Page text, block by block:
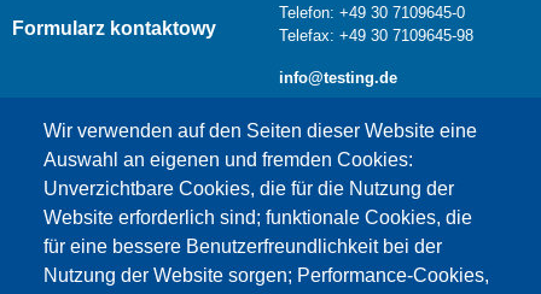
Wir verwenden auf den Seiten dieser Website eine
Auswahl an eigenen und fremden Cookies:
Unverzichtbare Cookies, die für die Nutzung der
Website erforderlich sind; funktionale Cookies, die
für eine bessere Benutzerfreundlichkeit bei der
Nutzung der Website sorgen; Performance-Cookies,
Formularz kontaktowy
Telefon: +49 30 7109645-0
Telefax: +49 30 7109645-98
info@testing.de